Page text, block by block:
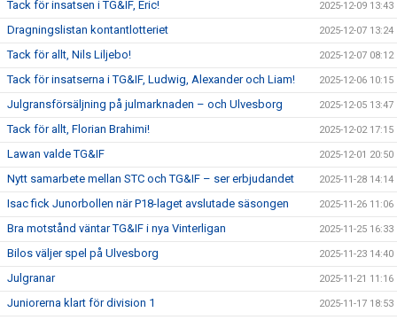
Tack för insatsen i TG&IF, Eric! 2025-12-09 13:43
Dragningslistan kontantlotteriet 2025-12-07 13:24
Tack för allt, Nils Liljebo! 2025-12-07 08:12
Tack för insatserna i TG&IF, Ludwig, Alexander och Liam! 2025-12-06 10:15
Julgransförsäljning på julmarknaden – och Ulvesborg 2025-12-05 13:47
Tack för allt, Florian Brahimi! 2025-12-02 17:15
Lawan valde TG&IF 2025-12-01 20:50
Nytt samarbete mellan STC och TG&IF – ser erbjudandet 2025-11-28 14:14
Isac fick Junorbollen när P18-laget avslutade säsongen 2025-11-26 11:06
Bra motstånd väntar TG&IF i nya Vinterligan 2025-11-25 16:33
Bilos väljer spel på Ulvesborg 2025-11-23 14:40
Julgranar 2025-11-21 11:16
Juniorerna klart för division 1 2025-11-17 18:53